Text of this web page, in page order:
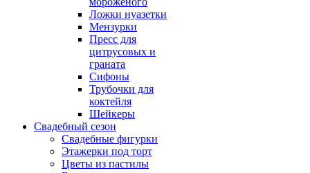
Ложки нуазетки
Мензурки
Пресс для
цитрусовых и
граната
Сифоны
Трубочки для
коктейля
Шейкеры
Свадебный сезон
Свадебные фигурки
Этажерки под торт
Цветы из пастилы